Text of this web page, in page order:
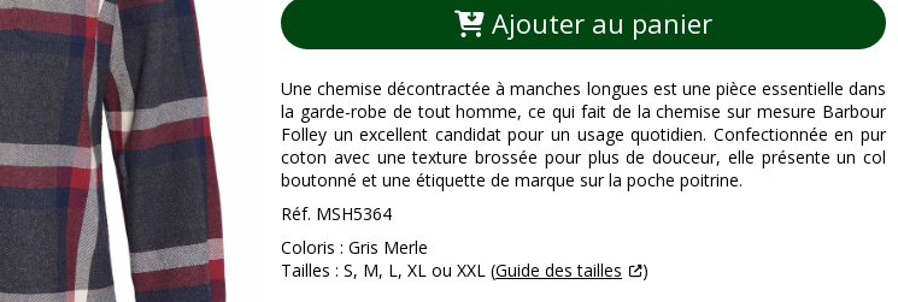
Ajouter au panier
Une chemise décontractée à manches longues est une pièce essentielle dans
la garde-robe de tout homme, ce qui fait de la chemise sur mesure Barbour
Folley un excellent candidat pour un usage quotidien. Confectionnée en pur
coton avec une texture brossée pour plus de douceur, elle présente un col
boutonné et une étiquette de marque sur la poche poitrine.
Réf. MSH5364
Coloris : Gris Merle
Tailles : S, M, L, XL ou XXL (Guide des tailles )